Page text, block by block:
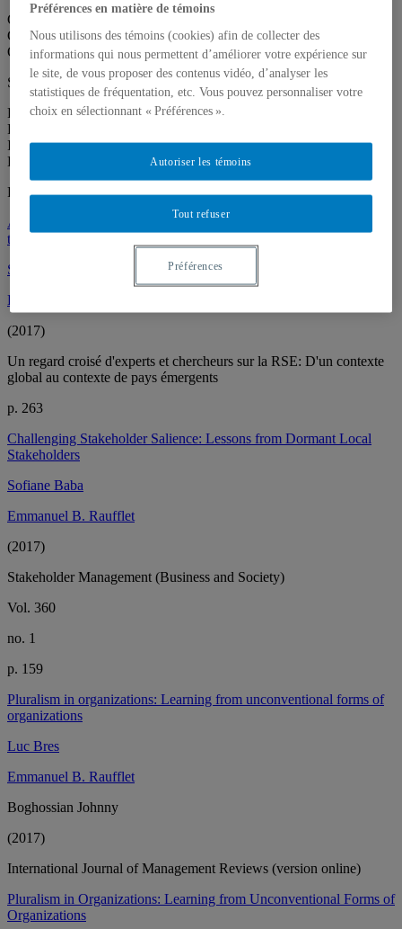
Gestion des changements (structuraux, technologiques et culturels)
Grande entreprise privée
Organisation politique et administrative
Ses intérêts de recherche :
Responsabilité sociale des entreprises
Partenariats entreprises organismes
Innovation sociale
Développement local durable
Publications
Acceptabilité sociale et projets de développement en Algérie:
tendances, enjeux et expériences
Sofiane Baba
Emmanuel B. Raufflet
(2017)
Un regard croisé d'experts et chercheurs sur la RSE: D'un contexte
global au contexte de pays émergents
p. 263
Challenging Stakeholder Salience: Lessons from Dormant Local
Stakeholders
Sofiane Baba
Emmanuel B. Raufflet
(2017)
Stakeholder Management (Business and Society)
Vol. 360
no. 1
p. 159
Pluralism in organizations: Learning from unconventional forms of
organizations
Luc Bres
Emmanuel B. Raufflet
Boghossian Johnny
(2017)
International Journal of Management Reviews (version online)
Pluralism in Organizations: Learning from Unconventional Forms of
Organizations
Préférences en matière de témoins
Nous utilisons des témoins (cookies) afin de collecter des
informations qui nous permettent d’améliorer votre expérience sur
le site, de vous proposer des contenus vidéo, d’analyser les
statistiques de fréquentation, etc. Vous pouvez personnaliser votre
choix en sélectionnant « Préférences ».
Tout refuser
Autoriser les témoins
Préférences